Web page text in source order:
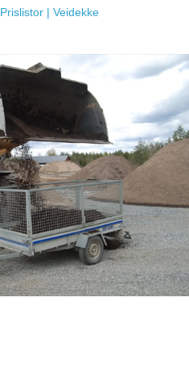
Prislistor | Veidekke